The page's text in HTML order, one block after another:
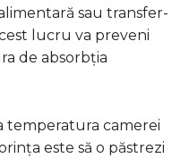
sau transfer-
lucru va preveni
de absorbția
temperatura camerei
este să o păstrezi